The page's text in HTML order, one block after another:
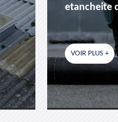
etancheite
VOIR PLUS +